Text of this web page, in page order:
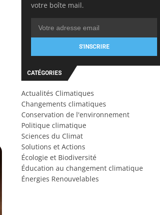
votre boîte mail.
S'INSCRIRE
CATÉGORIES
Actualités Climatiques
Changements climatiques
Conservation de l'environnement
Politique climatique
Sciences du Climat
Solutions et Actions
Écologie et Biodiversité
Éducation au changement climatique
Énergies Renouvelables